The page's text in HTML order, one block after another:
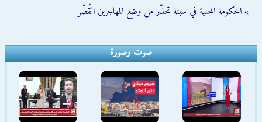
» الحكومة المحلية في سبتة تحذّر من وضع المهاجرين القُصّر
صوت وصورة